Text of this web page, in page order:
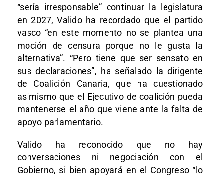
“sería irresponsable” continuar la legislatura
en 2027, Valido ha recordado que el partido
vasco “en este momento no se plantea una
moción de censura porque no le gusta la
alternativa”. “Pero tiene que ser sensato en
sus declaraciones”, ha señalado la dirigente
de Coalición Canaria, que ha cuestionado
asimismo que el Ejecutivo de coalición pueda
mantenerse el año que viene ante la falta de
apoyo parlamentario.
Valido ha reconocido que no hay
conversaciones ni negociación con el
Gobierno, si bien apoyará en el Congreso “lo